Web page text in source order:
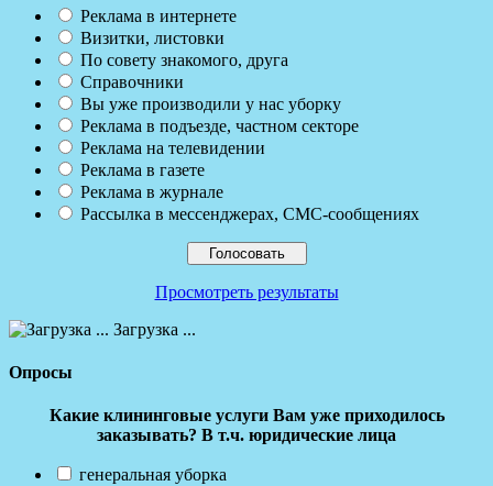
Реклама в интернете
Визитки, листовки
По совету знакомого, друга
Справочники
Вы уже производили у нас уборку
Реклама в подъезде, частном секторе
Реклама на телевидении
Реклама в газете
Реклама в журнале
Рассылка в мессенджерах, СМС-сообщениях
Просмотреть результаты
Загрузка ...
Опросы
Какие клининговые услуги Вам уже приходилось
заказывать? В т.ч. юридические лица
генеральная уборка